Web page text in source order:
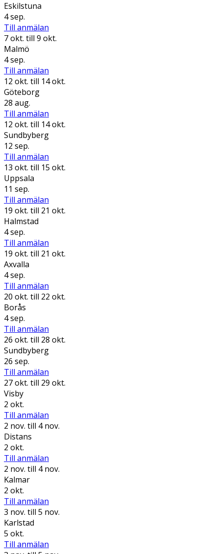
Eskilstuna
4 sep.
Till anmälan
7 okt. till 9 okt.
Malmö
4 sep.
Till anmälan
12 okt. till 14 okt.
Göteborg
28 aug.
Till anmälan
12 okt. till 14 okt.
Sundbyberg
12 sep.
Till anmälan
13 okt. till 15 okt.
Uppsala
11 sep.
Till anmälan
19 okt. till 21 okt.
Halmstad
4 sep.
Till anmälan
19 okt. till 21 okt.
Axvalla
4 sep.
Till anmälan
20 okt. till 22 okt.
Borås
4 sep.
Till anmälan
26 okt. till 28 okt.
Sundbyberg
26 sep.
Till anmälan
27 okt. till 29 okt.
Visby
2 okt.
Till anmälan
2 nov. till 4 nov.
Distans
2 okt.
Till anmälan
2 nov. till 4 nov.
Kalmar
2 okt.
Till anmälan
3 nov. till 5 nov.
Karlstad
5 okt.
Till anmälan